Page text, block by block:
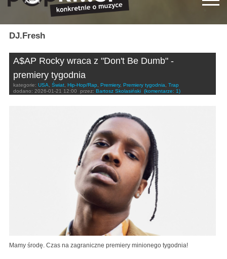
DJ.Fresh
A$AP Rocky wraca z "Don't Be Dumb" -
premiery tygodnia
kategorie: USA, Świat, Hip-Hop/Rap, Premiery, Premiery tygodnia, Trap
dodano: 2026-01-21 12:00 przez: Bartosz Skolasiński (komentarze: 1)
Mamy środę. Czas na zagraniczne premiery minionego tygodnia!